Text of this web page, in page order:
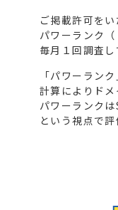
ご掲載許可を
パワーランク
毎月１回調査
「パワーラン
計算によりドメ
パワーランク
という視点で評